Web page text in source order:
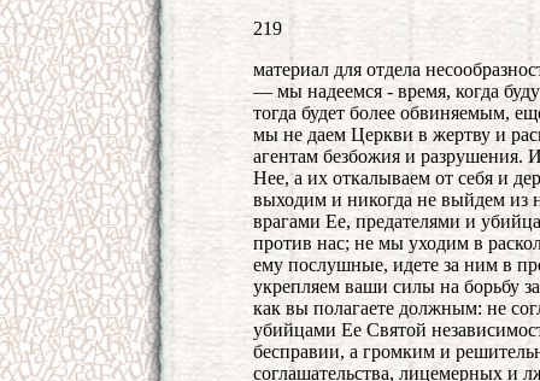
219
материал для отдела
— мы надеемся - время, когда
тогда будет более обвиняемым,
мы не даем Церкви в жертву и
агентам безбожия и разрушения.
Нее, а их откалываем от себя и
выходим и никогда не выйдем из
врагами Ее, предателями и
против нас; не мы уходим в
ему послушные, идете за ним в
укрепляем ваши силы на борьбу
как вы полагаете должным: не
убийцами Ее Святой
бесправии, а громким и
соглашательства, лицемерных и